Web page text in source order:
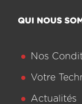
QUI NOUS
Nos
Votre
Actualités